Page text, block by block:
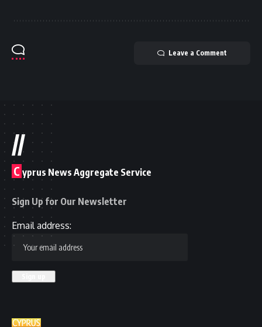
Leave a Comment
//
C yprus News Aggregate Service
Sign Up for Our Newsletter
Email address: